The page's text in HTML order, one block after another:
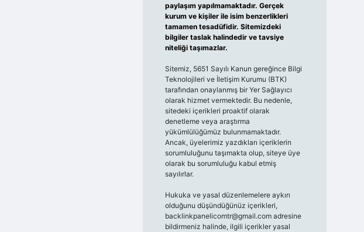
paylaşım yapılmamaktadır. Gerçek
kurum ve kişiler ile isim benzerlikleri
tamamen tesadüfidir. Sitemizdeki
bilgiler taslak halindedir ve tavsiye
niteliği taşımazlar.
Sitemiz, 5651 Sayılı Kanun gereğince Bilgi
Teknolojileri ve İletişim Kurumu (BTK)
tarafından onaylanmış bir Yer Sağlayıcı
olarak hizmet vermektedir. Bu nedenle,
sitedeki içerikleri proaktif olarak
denetleme veya araştırma
yükümlülüğümüz bulunmamaktadır.
Ancak, üyelerimiz yazdıkları içeriklerin
sorumluluğunu taşımakta olup, siteye üye
olarak bu sorumluluğu kabul etmiş
sayılırlar.
Hukuka ve yasal düzenlemelere aykırı
olduğunu düşündüğünüz içerikleri,
backlinkpanelicomtr@gmail.comadresine
bildirmeniz halinde, ilgili içerikler yasal